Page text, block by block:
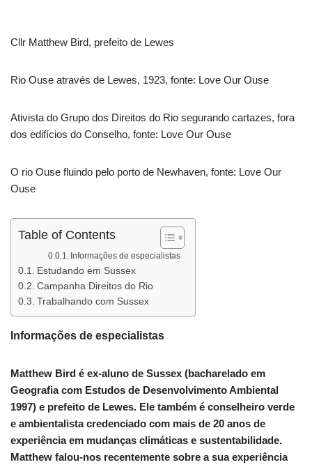
Cllr Matthew Bird, prefeito de Lewes
Rio Ouse através de Lewes, 1923, fonte: Love Our Ouse
Ativista do Grupo dos Direitos do Rio segurando cartazes, fora
dos edifícios do Conselho, fonte: Love Our Ouse
O rio Ouse fluindo pelo porto de Newhaven, fonte: Love Our
Ouse
Table of Contents
Informações de especialistas
Estudando em Sussex
Campanha Direitos do Rio
Trabalhando com Sussex
Informações de especialistas
Matthew Bird é ex-aluno de Sussex (bacharelado em
Geografia com Estudos de Desenvolvimento Ambiental
1997) e prefeito de Lewes. Ele também é conselheiro verde
e ambientalista credenciado com mais de 20 anos de
experiência em mudanças climáticas e sustentabilidade.
Matthew falou-nos recentemente sobre a sua experiência